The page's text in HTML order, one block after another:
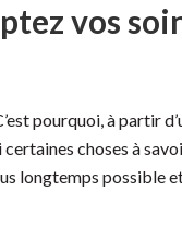
vos
pourquoi, à partir
choses à
longtemps possible